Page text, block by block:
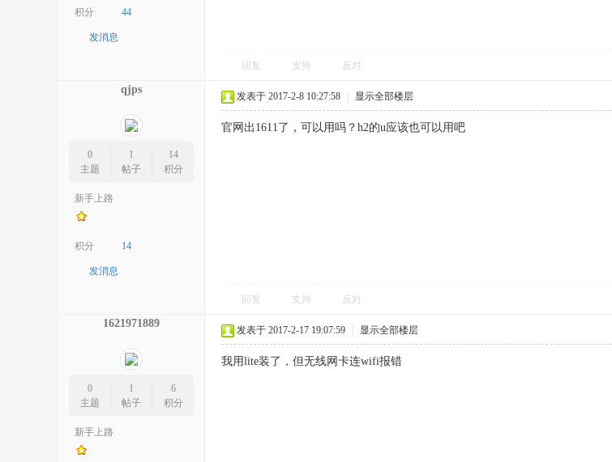
积分 44
发消息
回复 支持 反对
qjps
0
主题
1
帖子
14
积分
新手上路
积分 14
发消息
发表于 2017-2-8 10:27:58 显示全部楼层
官网出1611了，可以用吗？h2的u应该也可以用吧
回复 支持 反对
1621971889
0
主题
1
帖子
6
积分
新手上路
发表于 2017-2-17 19:07:59 显示全部楼层
我用lite装了，但无线网卡连wifi报错